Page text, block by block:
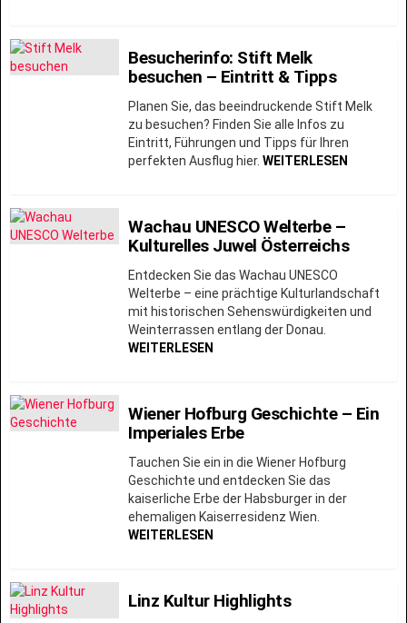
Besucherinfo: Stift Melk
besuchen – Eintritt & Tipps
Planen Sie, das beeindruckende Stift Melk
zu besuchen? Finden Sie alle Infos zu
Eintritt, Führungen und Tipps für Ihren
perfekten Ausflug hier. WEITERLESEN
Wachau UNESCO Welterbe –
Kulturelles Juwel Österreichs
Entdecken Sie das Wachau UNESCO
Welterbe – eine prächtige Kulturlandschaft
mit historischen Sehenswürdigkeiten und
Weinterrassen entlang der Donau.
WEITERLESEN
Wiener Hofburg Geschichte – Ein
Imperiales Erbe
Tauchen Sie ein in die Wiener Hofburg
Geschichte und entdecken Sie das
kaiserliche Erbe der Habsburger in der
ehemaligen Kaiserresidenz Wien.
WEITERLESEN
Linz Kultur Highlights